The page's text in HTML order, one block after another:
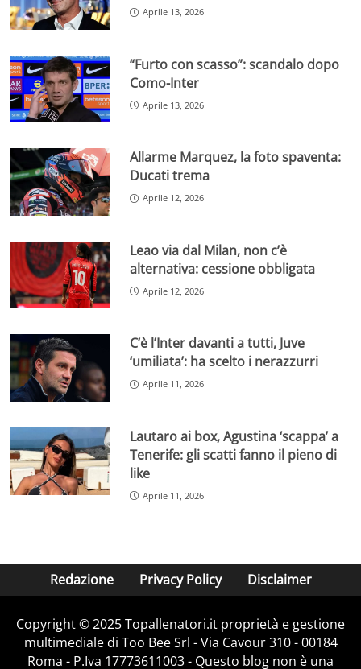
Aprile 13, 2026
“Furto con scasso”: scandalo dopo
Como-Inter
Aprile 13, 2026
Allarme Marquez, la foto spaventa:
Ducati trema
Aprile 12, 2026
Leao via dal Milan, non c’è
alternativa: cessione obbligata
Aprile 12, 2026
C’è l’Inter davanti a tutti, Juve
‘umiliata’: ha scelto i nerazzurri
Aprile 11, 2026
Lautaro ai box, Agustina ‘scappa’ a
Tenerife: gli scatti fanno il pieno di
like
Aprile 11, 2026
Redazione Privacy Policy Disclaimer
Copyright © 2025 Topallenatori.it proprietà e gestione
multimediale di Too Bee Srl - Via Cavour 310 - 00184
Roma - P.Iva 17773611003 - Questo blog non è una